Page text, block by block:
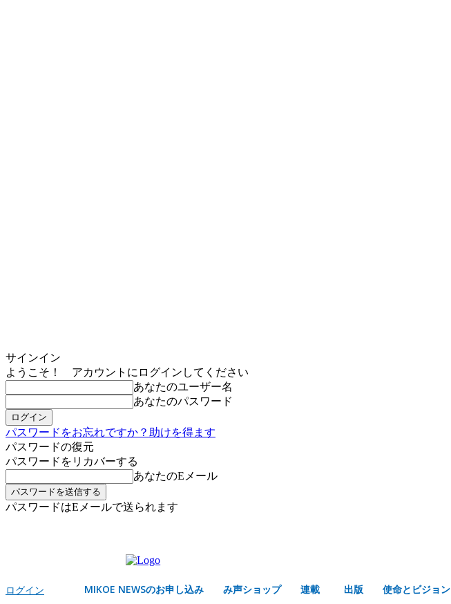
サインイン
ようこそ！ アカウントにログインしてください
あなたのユーザー名
あなたのパスワード
パスワードをお忘れですか？助けを得ます
パスワードの復元
パスワードをリカバーする
あなたのEメール
パスワードはEメールで送られます
ログイン MIKOE NEWSのお申し込み み声ショップ 連載 出版 使命とビジョン